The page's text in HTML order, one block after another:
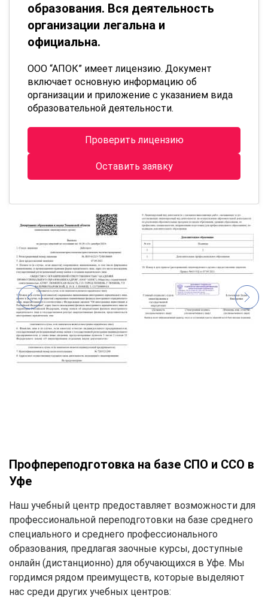
образования. Вся деятельность
организации легальна и
официальна.
ООО “АПОК” имеет лицензию. Документ
включает основную информацию об
организации и приложение с указанием вида
образовательной деятельности.
Проверить лицензию
Оставить заявку
Профпереподготовка на базе СПО и ССО в
Уфе
Наш учебный центр предоставляет возможности для
профессиональной переподготовки на базе среднего
специального и среднего профессионального
образования, предлагая заочные курсы, доступные
онлайн (дистанционно) для обучающихся в Уфе. Мы
гордимся рядом преимуществ, которые выделяют
нас среди других учебных центров: